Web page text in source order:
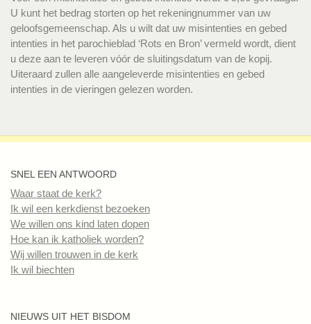
U kunt het bedrag storten op het rekeningnummer van uw
geloofsgemeenschap. Als u wilt dat uw misintenties en gebed
intenties in het parochieblad ‘Rots en Bron’ vermeld wordt, dient
u deze aan te leveren vóór de sluitingsdatum van de kopij.
Uiteraard zullen alle aangeleverde misintenties en gebed
intenties in de vieringen gelezen worden.
SNEL EEN ANTWOORD
Waar staat de kerk?
Ik wil een kerkdienst bezoeken
We willen ons kind laten dopen
Hoe kan ik katholiek worden?
Wij willen trouwen in de kerk
Ik wil biechten
NIEUWS UIT HET BISDOM